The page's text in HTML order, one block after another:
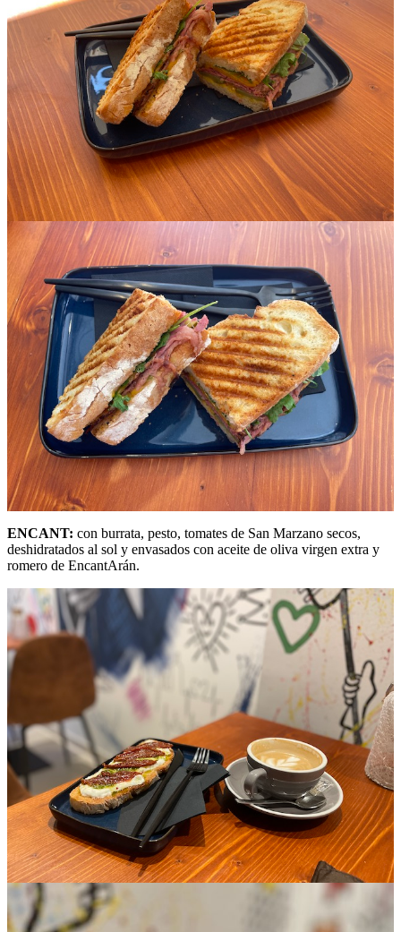
ENCANT: con burrata, pesto, tomates de San Marzano secos,
deshidratados al sol y envasados con aceite de oliva virgen extra y
romero de EncantArán.